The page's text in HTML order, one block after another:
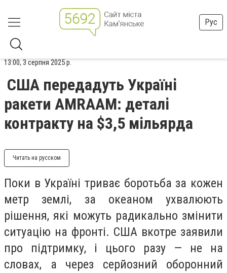
Рус
13:00, 3 серпня 2025 р.
США передадуть Україні
ракети AMRAAM: деталі
контракту на $3,5 мільярда
Читать на русском
Поки в Україні триває боротьба за кожен
метр землі, за океаном ухвалюють
рішення, які можуть радикально змінити
ситуацію на фронті. США вкотре заявили
про підтримку, і цього разу — не на
словах, а через серйозний оборонний